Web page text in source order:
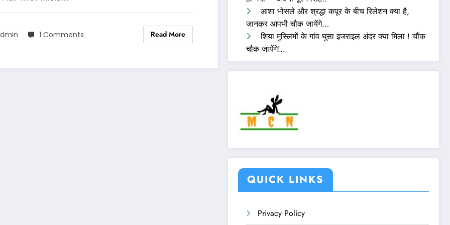
1 Comments Read More
आशा भोसले और श्रद्धा कपूर के बीच रिलेशन क्या है,
जानकर आपभी चौक जायेंगे…
शिया मुस्लिमों के गांव घुसा इजराइल अंदर क्या मिला ! चौंक
चौक जायेंगे!..
QUICK LINKS
Privacy Policy